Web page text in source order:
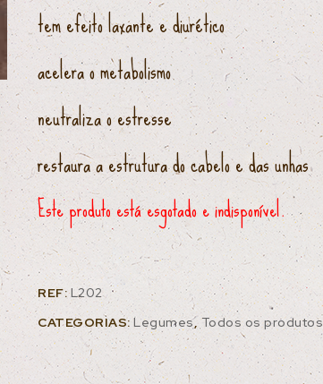
tem efeito laxante e diurético
acelera o metabolismo
neutraliza o estresse
restaura a estrutura do cabelo e das unhas
Este produto está esgotado e indisponível.
REF:L202
CATEGORIAS:Legumes, Todos os produtos